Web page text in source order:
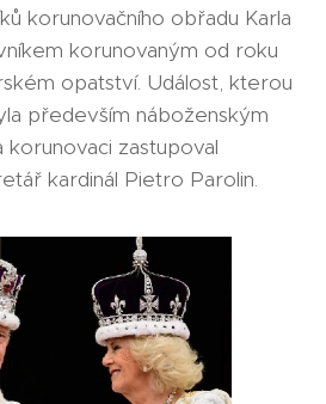
korunovačního obřadu Karla
korunovaným od roku
opatství. Událost, kterou
především náboženským
zastupoval
kardinál Pietro Parolin.